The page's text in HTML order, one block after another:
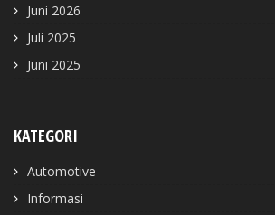
Juni 2026
Juli 2025
Juni 2025
KATEGORI
Automotive
Informasi